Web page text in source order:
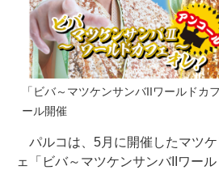
「ビバ～マツケンサンバIIワールドカ
ール開催
パルコは、5月に開催したマツケ
ェ「ビバ～マツケンサンバIIワー